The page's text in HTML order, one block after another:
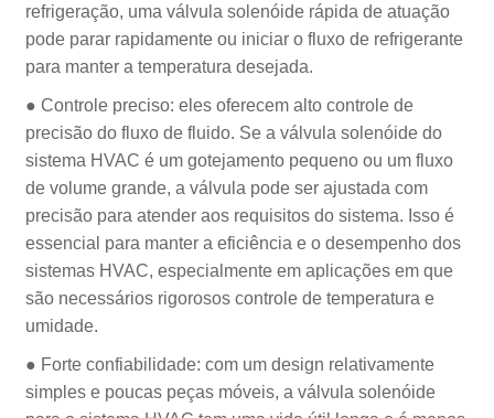
refrigeração, uma válvula solenóide rápida de atuação
pode parar rapidamente ou iniciar o fluxo de refrigerante
para manter a temperatura desejada.
● Controle preciso: eles oferecem alto controle de
precisão do fluxo de fluido. Se a válvula solenóide do
sistema HVAC é um gotejamento pequeno ou um fluxo
de volume grande, a válvula pode ser ajustada com
precisão para atender aos requisitos do sistema. Isso é
essencial para manter a eficiência e o desempenho dos
sistemas HVAC, especialmente em aplicações em que
são necessários rigorosos controle de temperatura e
umidade.
● Forte confiabilidade: com um design relativamente
simples e poucas peças móveis, a válvula solenóide